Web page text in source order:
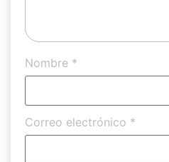
Nombre *
Correo electrónico *